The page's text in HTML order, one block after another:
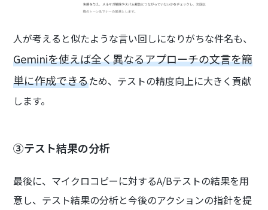
人が考えると似たような言い回しになりがちな件名も、
Geminiを使えば全く異なるアプローチの文言を簡
単に作成できるため、テストの精度向上に大きく貢献
します。
③テスト結果の分析
最後に、マイクロコピーに対するA/Bテストの結果を用
意し、テスト結果の分析と今後のアクションの指針を提